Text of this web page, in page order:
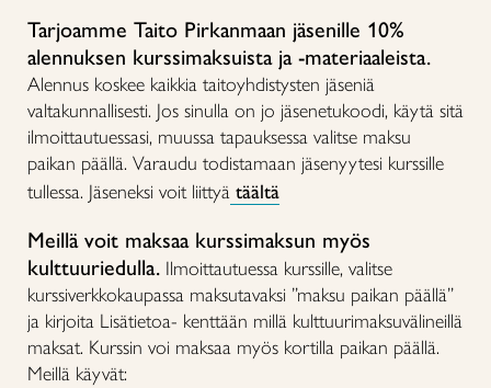
Tarjoamme Taito Pirkanmaan jäsenille 10%
alennuksen kurssimaksuista ja -materiaaleista.
Alennus koskee kaikkia taitoyhdistysten jäseniä
valtakunnallisesti. Jos sinulla on jo jäsenetukoodi, käytä sitä
ilmoittautuessasi, muussa tapauksessa valitse maksu
paikan päällä. Varaudu todistamaan jäsenyytesi kurssille
tullessa. Jäseneksi voit liittyä täältä
Meillä voit maksaa kurssimaksun myös
kulttuuriedulla. Ilmoittautuessa kurssille, valitse
kurssiverkkokaupassa maksutavaksi ”maksu paikan päällä”
ja kirjoita Lisätietoa- kenttään millä kulttuurimaksuvälineillä
maksat. Kurssin voi maksaa myös kortilla paikan päällä.
Meillä käyvät: